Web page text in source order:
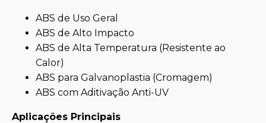
ABS de Uso Geral
ABS de Alto Impacto
ABS de Alta Temperatura (Resistente ao
Calor)
ABS para Galvanoplastia (Cromagem)
ABS com Aditivação Anti-UV
Aplicações Principais